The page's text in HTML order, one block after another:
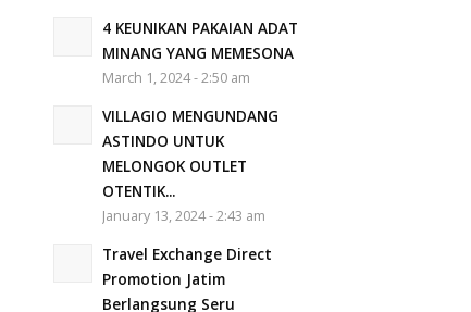
4 KEUNIKAN PAKAIAN ADAT
MINANG YANG MEMESONA
March 1, 2024 - 2:50 am
VILLAGIO MENGUNDANG
ASTINDO UNTUK
MELONGOK OUTLET
OTENTIK...
January 13, 2024 - 2:43 am
Travel Exchange Direct
Promotion Jatim
Berlangsung Seru